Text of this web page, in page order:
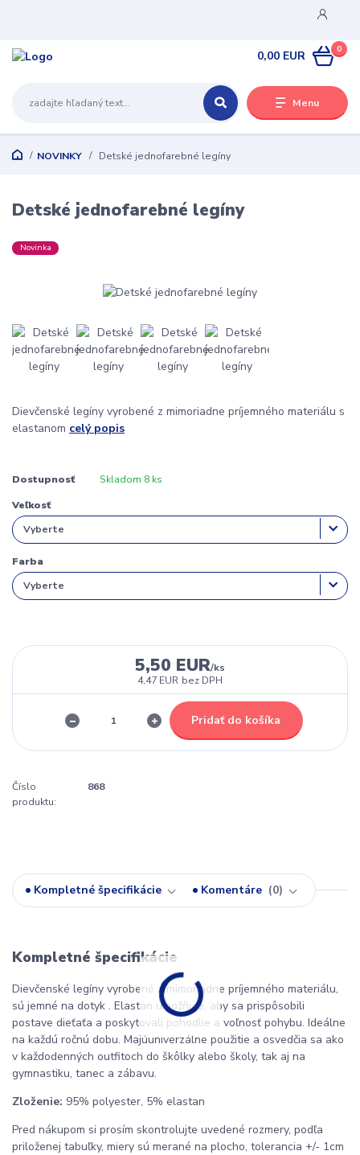
Menu
0
0,00 EUR
NOVINKY Detské jednofarebné legíny
Detské jednofarebné legíny
Novinka
Dievčenské legíny vyrobené z mimoriadne príjemného materiálu s
elastanom celý popis
Dostupnosť Skladom 8 ks
Veľkosť
Farba
5,50 EUR/ks
4,47 EUR bez DPH
Pridať do košíka
Číslo
produktu:
868
Kompletné špecifikácie Komentáre 0
Kompletné špecifikácie
Dievčenské legíny vyrobené z mimoriadne príjemného materiálu,
sú jemné na dotyk . Elastan umožňuje, aby sa prispôsobili
postave dieťaťa a poskytovali pohodlie a voľnosť pohybu. Ideálne
na každú ročnú dobu. Majúuniverzálne použitie a osvedčia sa ako
v každodenných outfitoch do škôlky alebo školy, tak aj na
gymnastiku, tanec a zábavu.
Zloženie: 95% polyester, 5% elastan
Pred nákupom si prosím skontrolujte uvedené rozmery, podľa
priloženej tabuľky, miery sú merané na plocho, tolerancia +/- 1cm